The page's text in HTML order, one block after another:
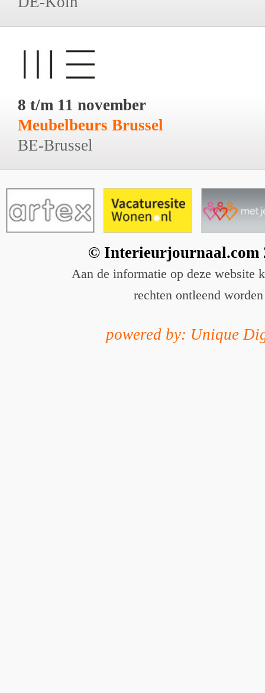
8 t/m 11 november
Meubelbeurs Brussel
BE-Brussel
© Interieurjournaal.com
Aan de informatie op deze website
rechten ontleend worden
powered by: Unique